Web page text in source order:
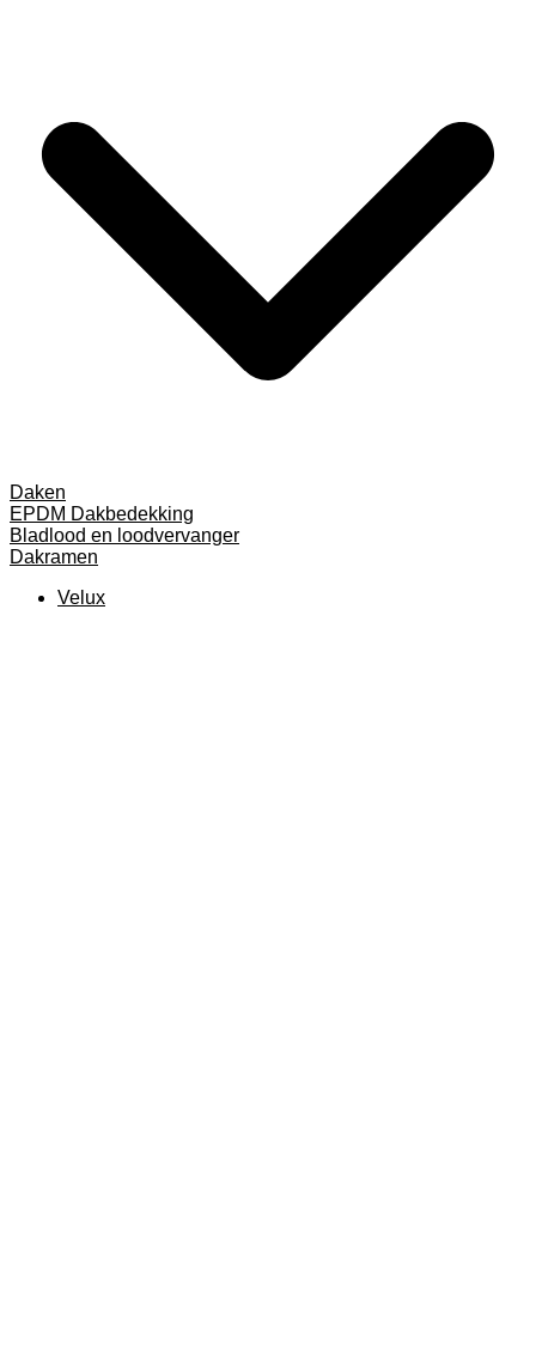
Daken
EPDM Dakbedekking
Bladlood en loodvervanger
Dakramen
Velux